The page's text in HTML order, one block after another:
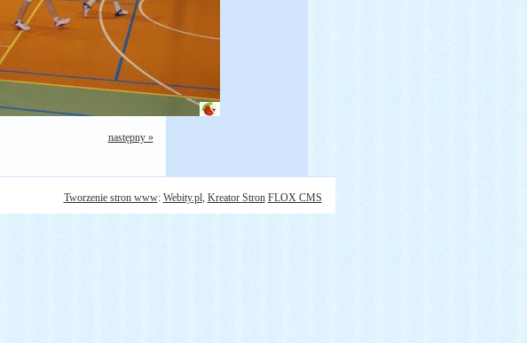
następny »
Tworzenie stron www: Webity.pl, Kreator Stron FLOX CMS